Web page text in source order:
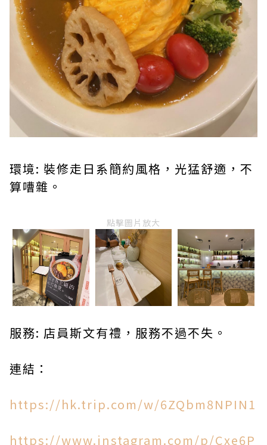
環境: 裝修走日系簡約風格，光猛舒適，不
算嘈雜。
點擊圖片放大
服務: 店員斯文有禮，服務不過不失。
連結：
https://hk.trip.com/w/6ZQbm8NPIN1
https://www.instagram.com/p/Cxe6P